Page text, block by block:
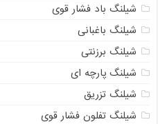
شیلنگ باد فشار قوی
شیلنگ باغبانی
شیلنگ برزنتی
شیلنگ پارچه‌ ای
شیلنگ تزریق
شیلنگ تفلون فشار قوی